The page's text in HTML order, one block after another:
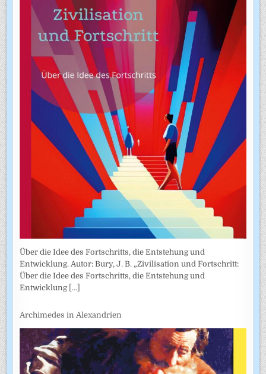
Über die Idee des Fortschritts, die Entstehung und
Entwicklung. Autor: Bury, J. B. „Zivilisation und Fortschritt:
Über die Idee des Fortschritts, die Entstehung und
Entwicklung [...]
Archimedes in Alexandrien